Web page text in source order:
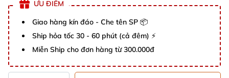
ƯU ĐIỂM
Giao hàng kín đáo - Che tên SP 📦
Ship hỏa tốc 30 - 60 phút (cả đêm) ⚡
Miễn Ship cho đơn hàng từ 300.000đ